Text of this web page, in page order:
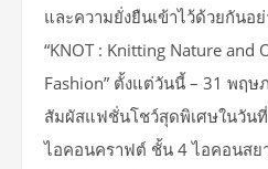
และความยั่งยืนเข้าไว้ด้วยกันอ
“KNOT : Knitting Nature and
Fashion” ตั้งแต่วันนี้ – 31 พฤ
สัมผัสแฟชั่นโชว์สุดพิเศษในวั
ไอคอนคราฟต์ ชั้น 4 ไอคอนสย